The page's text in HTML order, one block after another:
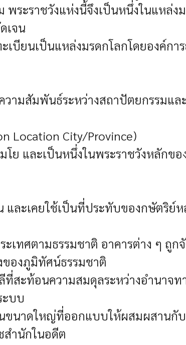
ระราชวังแห่งนี้จึงเป็นหนึ่งในแหล่ง
เจน
เบียนเป็นแหล่งมรดกโลกโดยองค์กา
ามสัมพันธ์ระหว่างสถาปัตยกรรมแล
Location City/Province)
ย และเป็นหนึ่งในพระราชวังหลักข
และเคยใช้เป็นที่ประทับของกษัตริย์
ทศตามธรรมชาติ อาคารต่าง ๆ ถูก
องภูมิทัศน์ธรรมชาติ
สะท้อนความสมดุลระหว่างอำนาจท
ะบบ
ขนาดใหญ่ที่ออกแบบให้ผสมผสานกั
ำนักในอดีต